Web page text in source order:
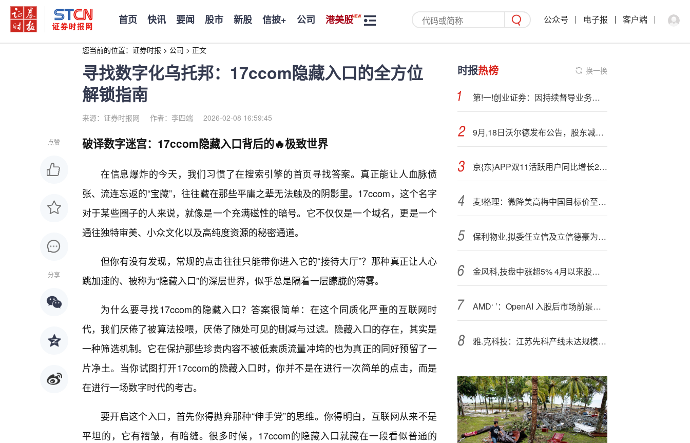
首页 快讯 要闻 股市 新股 信披+ 公司 港美股 公众号 电子报 客户端
您当前的位置： 证券时报 > 公司 > 正文
寻找数字化乌托邦：17ccom隐藏入口的全方位
解锁指南
来源：证券时报网 作者：李四端 2026-02-08 16:59:45
点赞
分享
破译数字迷宫：17ccom隐藏入口背后的🔥极致世界
在信息爆炸的今天，我们习惯了在搜索引擎的首页寻找答案。真正能让人血脉偾
张、流连忘返的“宝藏”，往往藏在那些平庸之辈无法触及的阴影里。17ccom，这个名字
对于某些圈子的人来说，就像是一个充满磁性的暗号。它不仅仅是一个域名，更是一个
通往独特审美、小众文化以及高纯度资源的秘密通道。
但你有没有发现，常规的点击往往只能带你进入它的“接待大厅”？那种真正让人心
跳加速的、被称为“隐藏入口”的深层世界，似乎总是隔着一层朦胧的薄雾。
为什么要寻找17ccom的隐藏入口？答案很简单：在这个同质化严重的互联网时
代，我们厌倦了被算法投喂，厌倦了随处可见的删减与过滤。隐藏入口的存在，其实是
一种筛选机制。它在保护那些珍贵内容不被低素质流量冲垮的也为真正的同好预留了一
片净土。当你试图打开17ccom的隐藏入口时，你并不是在进行一次简单的点击，而是
在进行一场数字时代的考古。
要开启这个入口，首先你得抛弃那种“伸手党”的思维。你得明白，互联网从来不是
平坦的，它有褶皱，有暗缝。很多时候，17ccom的隐藏入口就藏在一段看似普通的
时报热榜 换一换
第!一!创业证券：因持续督导业务未尽责，其子公司被证监会立案
9月,18日沃尔德发布公告，股东减持1.66万股
京{东}APP双11活跃用户同比增长24.7%
麦!格理：微降美高梅中国目标价至22.1港元
保利物业,拟委任立信及立信德豪为新任境内及境外核数师
金风科,技盘中涨超5% 4月以来股价累计涨幅逾1.2倍
AMD‘ ’：OpenAI 入股后市场前景如何？
雅.克科技：江苏先科产线未达规模化生产效应致毛利率下滑